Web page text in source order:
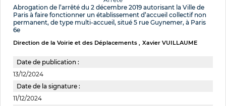
Abrogation de l’arrêté du 2 décembre 2019 autorisant la Ville de
Paris à faire fonctionner un établissement d’accueil collectif non
permanent, de type multi-accueil, situé 5 rue Guynemer, à Paris
6e
Direction de la Voirie et des Déplacements Xavier VUILLAUME
Date de publication :
13/12/2024
Date de la signature :
11/12/2024